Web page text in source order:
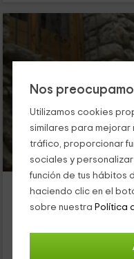
Nos
Utilizamos cookies
similares para mejorar
tráfico, proporcionar
sociales y
función de tus hábitos
haciendo clic en el
sobre nuestra Política
Casa Perdiu
Alojamiento ubicado a
0 opiniones